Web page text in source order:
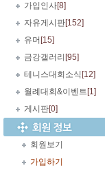
가입인사[8]
자유게시판[152]
유머 [15]
금강갤러리 [95]
테니스대회소식 [12]
월례대회&이벤트 [1]
게시판[0]
회원보기
가입하기